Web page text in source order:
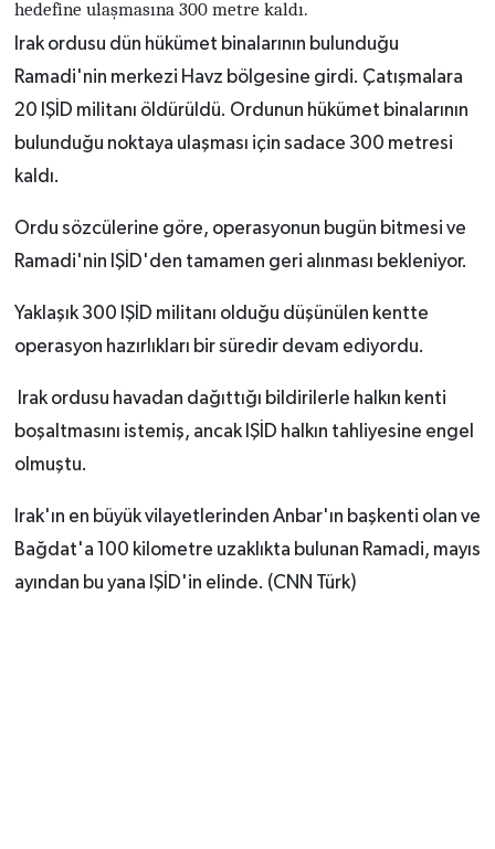
hedefine ulaşmasına 300 metre kaldı.
Irak ordusu dün hükümet binalarının bulunduğu
Ramadi'nin merkezi Havz bölgesine girdi. Çatışmalara
20 IŞİD militanı öldürüldü. Ordunun hükümet binalarının
bulunduğu noktaya ulaşması için sadace 300 metresi
kaldı.
Ordu sözcülerine göre, operasyonun bugün bitmesi ve
Ramadi'nin IŞİD'den tamamen geri alınması bekleniyor.
Yaklaşık 300 IŞİD militanı olduğu düşünülen kentte
operasyon hazırlıkları bir süredir devam ediyordu.
Irak ordusu havadan dağıttığı bildirilerle halkın kenti
boşaltmasını istemiş, ancak IŞİD halkın tahliyesine engel
olmuştu.
Irak'ın en büyük vilayetlerinden Anbar'ın başkenti olan ve
Bağdat'a 100 kilometre uzaklıkta bulunan Ramadi, mayıs
ayından bu yana IŞİD'in elinde. (CNN Türk)